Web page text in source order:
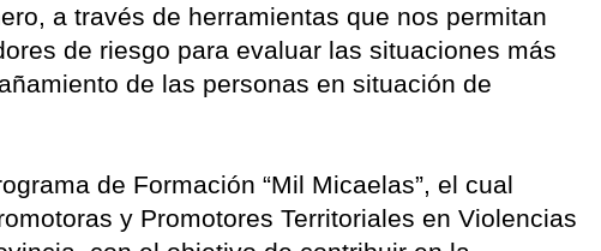
a través de herramientas que nos permitan
de riesgo para evaluar las situaciones más
de las personas en situación de
de Formación “Mil Micaelas”, el cual
y Promotores Territoriales en Violencias